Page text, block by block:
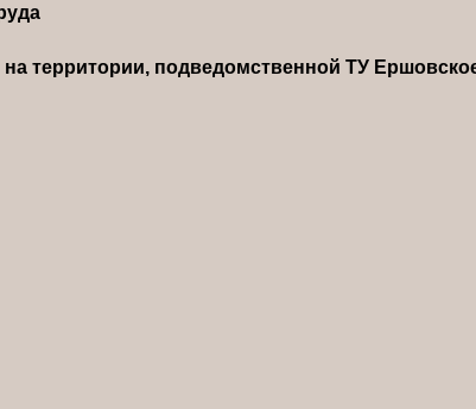
территории, подведомственной ТУ